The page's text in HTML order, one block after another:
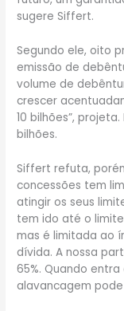
sugere Siffert.
Segundo ele, oito
emissão de
volume de
crescer
10 bilhões”,
bilhões.
Siffert refuta,
concessões tem
atingir os seus
tem ido até o limite
mas é limitada ao
dívida. A nossa
65%. Quando
alavancagem pode